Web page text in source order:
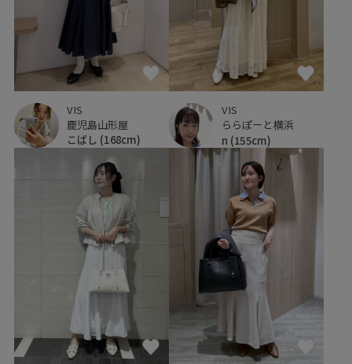
VIS
鹿児島山形屋
こばし (168cm)
VIS
ららぽーと横浜
n (155cm)